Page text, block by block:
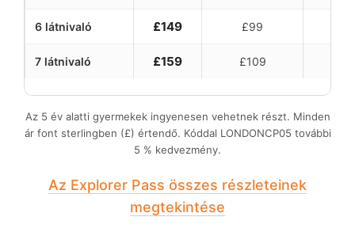
6 látnivaló £149 £99
7 látnivaló £159 £109
Az 5 év alatti gyermekek ingyenesen vehetnek részt. Minden
ár font sterlingben (£) értendő. Kóddal LONDONCP05 további
5 % kedvezmény.
Az Explorer Pass összes részleteinek
megtekintése